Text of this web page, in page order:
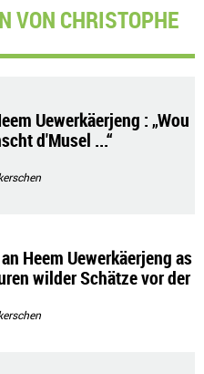
VON CHRISTOPHE
Uewerkäerjeng : „Wou
d'Musel ...“
Heem Uewerkäerjeng as
wilder Schätze vor der